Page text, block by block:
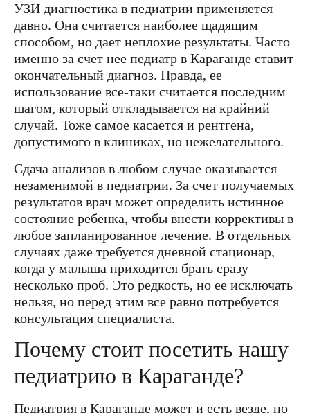
УЗИ диагностика в педиатрии применяется
давно. Она считается наиболее щадящим
способом, но дает неплохие результаты. Часто
именно за счет нее педиатр в Караганде ставит
окончательный диагноз. Правда, ее
использование все-таки считается последним
шагом, который откладывается на крайний
случай. Тоже самое касается и рентгена,
допустимого в клиниках, но нежелательного.
Сдача анализов в любом случае оказывается
незаменимой в педиатрии. За счет получаемых
результатов врач может определить истинное
состояние ребенка, чтобы внести коррективы в
любое запланированное лечение. В отдельных
случаях даже требуется дневной стационар,
когда у малыша приходится брать сразу
несколько проб. Это редкость, но ее исключать
нельзя, но перед этим все равно потребуется
консультация специалиста.
Почему стоит посетить нашу
педиатрию в Караганде?
Педиатрия в Караганде может и есть везде, но